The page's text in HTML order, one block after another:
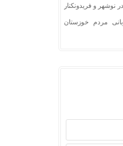
نوشهر و فریدونکنار
مردم خوزستان